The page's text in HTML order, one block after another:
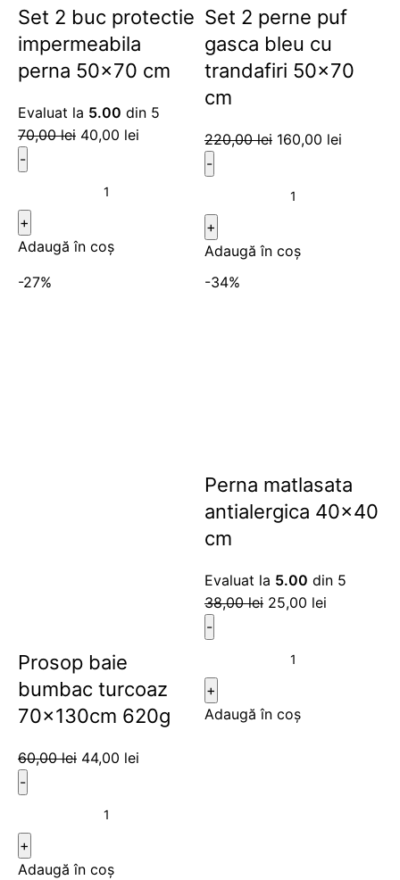
Set 2 buc protectie
impermeabila
perna 50×70 cm
Evaluat la 5.00 din 5
70,00lei 40,00 lei
Adaugă în coș
Set 2 perne puf
gasca bleu cu
trandafiri 50×70
cm
220,00lei 160,00 lei
Adaugă în coș
-27%
Prosop baie
bumbac turcoaz
70x130cm 620g
60,00lei 44,00 lei
Adaugă în coș
-34%
Perna matlasata
antialergica 40×40
cm
Evaluat la 5.00 din 5
38,00lei 25,00 lei
Adaugă în coș